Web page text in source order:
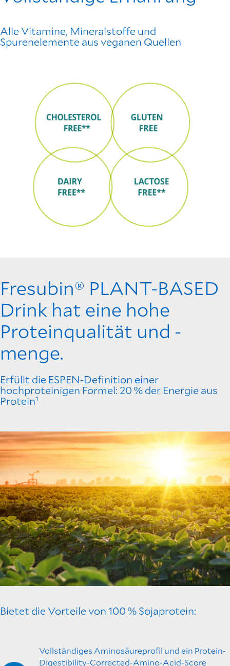
Alle Vitamine, Mineralstoffe und
Spurenelemente aus veganen Quellen
Fresubin® PLANT-BASED
Drink hat eine hohe
Proteinqualität und -
menge.
Erfüllt die ESPEN-Definition einer
hochproteinigen Formel: 20 % der Energie aus
Protein¹
Bietet die Vorteile von 100 % Sojaprotein:
Vollständiges Aminosäureprofil und ein Protein-
Digestibility-Corrected-Amino-Acid-Score